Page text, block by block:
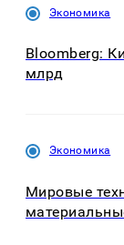
Экономика
Bloomberg:
млрд
Экономика
Мировые